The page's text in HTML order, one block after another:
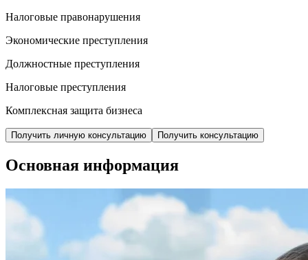
Налоговые правонарушения
Экономические преступления
Должностные преступления
Налоговые преступления
Комплексная защита бизнеса
Получить личную консультацию Получить консультацию
Основная информация